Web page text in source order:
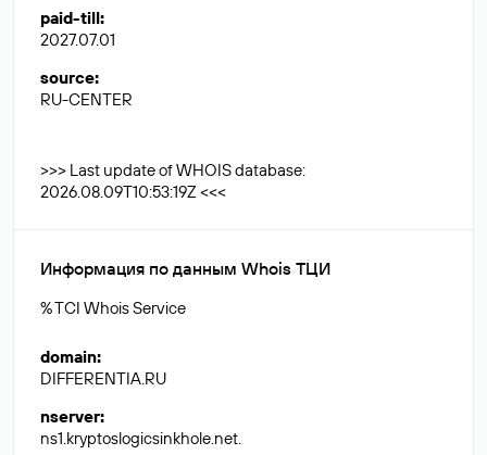
paid-till:
2027.07.01
source:
RU-CENTER
>>> Last update of WHOIS database:
2026.08.09T10:53:19Z <<<
Информация по данным Whois ТЦИ
% TCI Whois Service
domain:
DIFFERENTIA.RU
nserver:
ns1.kryptoslogicsinkhole.net.